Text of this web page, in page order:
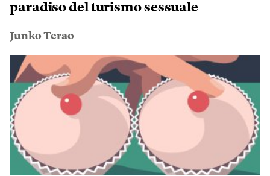
paradiso del turismo sessuale
Junko Terao